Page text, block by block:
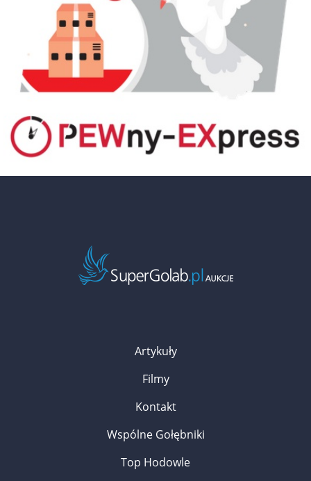
Artykuły
Filmy
Kontakt
Wspólne Gołębniki
Top Hodowle